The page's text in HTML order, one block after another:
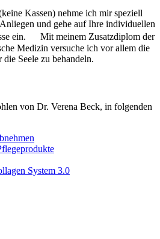
Kassen) nehme ich mir speziell
und gehe auf Ihre individuellen
ein. Mit meinem Zusatzdiplom der
Medizin versuche ich vor allem die
Seele zu behandeln.
von Dr. Verena Beck, in folgenden
System 3.0